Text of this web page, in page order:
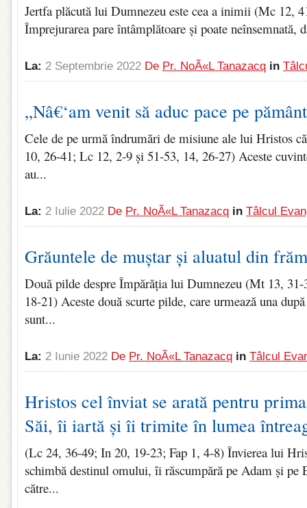
Jertfa plăcută lui Dumnezeu este cea a inimii (Mc 12,
Împrejurarea pare întâmplătoare și poate neînsemnată,
La: 2 Septembrie 2022 De Pr. NoÃ«l Tanazacq in
„Nâ€‘am venit să aduc pace pe
Cele de pe urmă îndrumări de misiune ale lui Hristos
10, 26‑41; Lc 12, 2‑9 și 51‑53, 14, 26‑27) Aceste
au...
La: 2 Iulie 2022 De Pr. NoÃ«l Tanazacq in Tâlcul
Grăuntele de muștar și aluatul din
Două pilde despre Împărăția lui Dumnezeu (Mt 13,
18-21) Aceste două scurte pilde, care urmează una
sunt...
La: 2 Iunie 2022 De Pr. NoÃ«l Tanazacq in Tâlcul
Hristos cel înviat se arată pentru
Săi, îi iartă și îi trimite în lumea
(Lc 24, 36‑49; In 20, 19‑23; Fap 1, 4‑8) Învierea lui
schimbă destinul omului, îi răscumpără pe Adam și pe
către...